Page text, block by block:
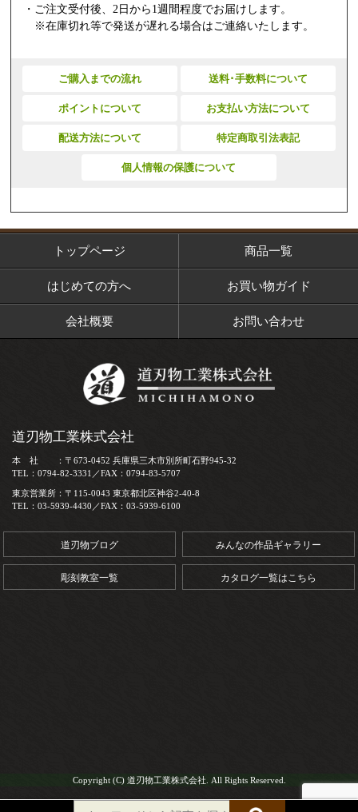
・ご注文受付後、2日から1週間程度でお届けします。
※在庫切れ等で発送が遅れる場合はご連絡いたします。
ご購入までの流れ 送料･手数料について
ポイントについて お支払い方法について
配送方法について 特定商取引法表記
個人情報の保護について
トップページ 商品一覧
はじめての方へ お買い物ガイド
会社概要 お問い合わせ
道刃物工業株式会社
本 社 ：〒673-0452 兵庫県三木市別所町石野945-32
TEL：0794-82-3331／FAX：0794-83-5707
東京営業所：〒115-0043 東京都北区神谷2-40-8
TEL：03-5939-4430／FAX：03-5939-6100
道刃物ブログ みんなの作品ギャラリー
彫刻教室一覧 カタログ一覧はこちら
Copyright (C) 道刃物工業株式会社. All Rights Reserved.